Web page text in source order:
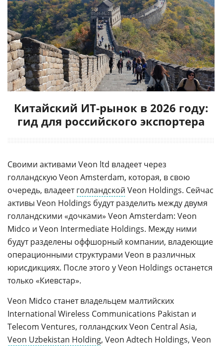
Китайский ИТ-рынок в 2026 году:
гид для российского экспортера
Своими активами Veon ltd владеет через
голландскую Veon Amsterdam, которая, в свою
очередь, владеетголландской Veon Holdings. Сейчас
активы Veon Holdings будут разделить между двумя
голландскими «дочками» Veon Amsterdam: Veon
Midco и Veon Intermediate Holdings. Между ними
будут разделены оффшорный компании, владеющие
операционными структурами Veon в различных
юрисдикциях. После этого у Veon Holdings останется
только «Киевстар».
Veon Midco станет владельцем малтийских
International Wireless Communications Pakistan и
Telecom Ventures, голландских Veon Central Asia,
Veon Uzbekistan Holding, Veon Adtech Holdings, Veon